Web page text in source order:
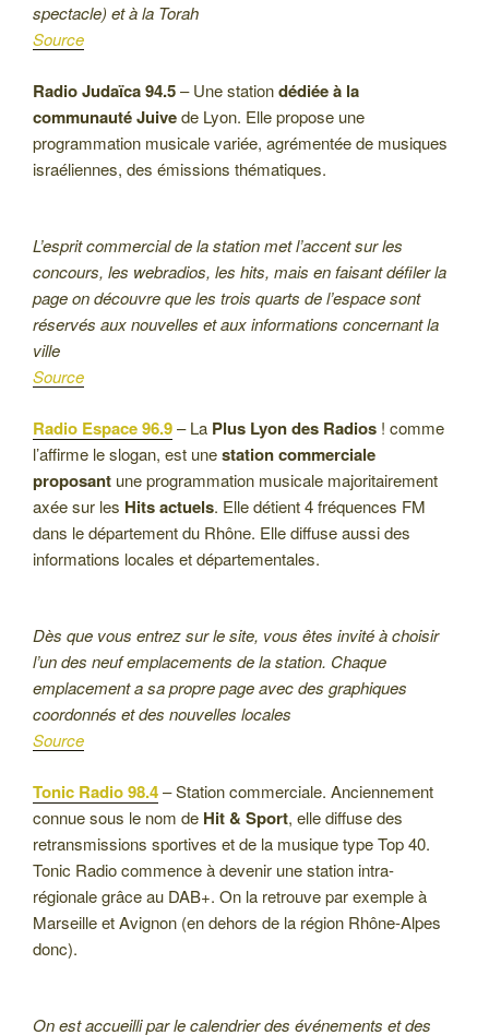
spectacle) et à la Torah
Source
Radio Judaïca 94.5– Une stationdédiée à la
communauté Juivede Lyon. Elle propose une
programmation musicale variée, agrémentée de musiques
israéliennes, des émissions thématiques.
L’esprit commercial de la station met l’accent sur les
concours, les webradios, les hits, mais en faisant défiler la
page on découvre que les trois quarts de l’espace sont
réservés aux nouvelles et aux informations concernant la
ville
Source
Radio Espace 96.9– La Plus Lyon des Radios ! comme
l’affirme le slogan, est unestation commerciale
proposant une programmation musicale majoritairement
axée sur les Hits actuels. Elle détient 4 fréquences FM
dans le département du Rhône. Elle diffuse aussi des
informations locales et départementales.
Dès que vous entrez sur le site, vous êtes invité à choisir
l’un des neuf emplacements de la station. Chaque
emplacement a sa propre page avec des graphiques
coordonnés et des nouvelles locales
Source
Tonic Radio 98.4– Station commerciale. Anciennement
connue sous le nom de Hit & Sport, elle diffuse des
retransmissions sportives et de la musique type Top 40.
Tonic Radio commence à devenir une station intra-
régionale grâce au DAB+. On la retrouve par exemple à
Marseille et Avignon (en dehors de la région Rhône-Alpes
donc).
On est accueilli par le calendrier des événements et des